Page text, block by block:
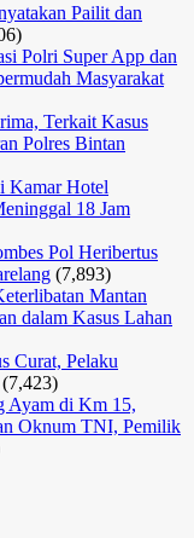
Pailit dan
Polri Super App dan
Masyarakat
Terkait Kasus
Polres Bintan
Kamar Hotel
18 Jam
Pol Heribertus
(7,893)
Mantan
dalam Kasus Lahan
Curat, Pelaku
(7,423)
Ayam di Km 15,
Oknum TNI, Pemilik